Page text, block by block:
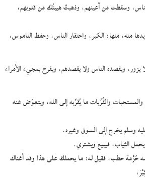
وسقطت من أعينهم، وذهبتْ هيبتُك من قلوبهم،
منه، منها: الكبر، واحتقار الناس، وحفظ الناموس،
يزور، ويقصده الناس ولا يقصدهم، ويفرح بمجيء الأمراء
والقُرُبات ما يُقرِّبه إلى الله، ويتعوّض عنه
وسلم يخرج إلى السوق وغيره.
الثياب، فيبيع ويشتري.
حُزْمة حطب، فقيل له: ما يحملك على هذا وقد أغناك